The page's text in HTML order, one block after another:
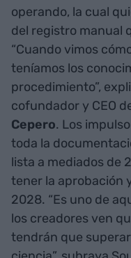
operando, la cual
del registro manual
“Cuando vimos
teníamos los
procedimiento”,
cofundador y CEO
Cepero. Los
toda la
lista a mediados de
tener la aprobación
2028. “Es uno de
los creadores ven
tendrán que